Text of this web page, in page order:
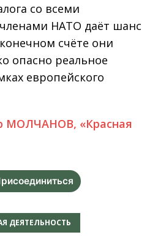
со всеми
НАТО даёт шанс
счёте они
опасно реальное
европейского
МОЛЧАНОВ, «Красная
ДЕЯТЕЛЬНОСТЬ